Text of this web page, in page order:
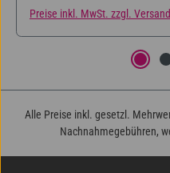
verwendet werden.
Preise inkl. MwSt. zzgl.
Alle Preise inkl. gesetzl.
Nachnahmegebühren,